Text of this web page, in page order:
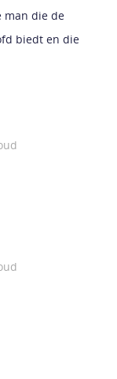
man die de
biedt en die